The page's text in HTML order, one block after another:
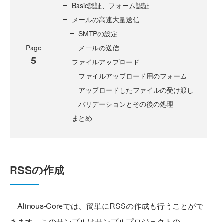
Page
5
Basic認証、フォーム認証
メールの高速大量送信
SMTPの設定
メールの送信
ファイルアップロード
ファイルアップロード用のフォーム
アップロードしたファイルの受け渡し
バリデーションとその後の処理
まとめ
RSSの作成
Alinous-Coreでは、簡単にRSSの作成も行うことがで